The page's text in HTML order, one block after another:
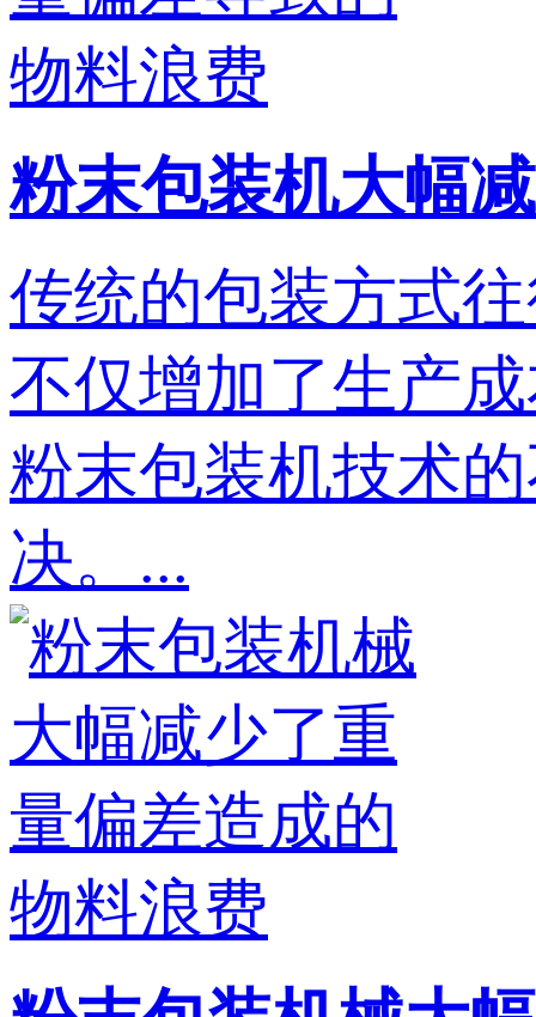
粉末包装机大幅
传统的包装方式
不仅增加了生产
粉末包装机技术
决。...